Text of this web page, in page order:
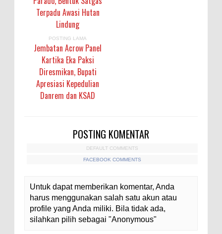
Terpadu Awasi Hutan
Lindung
POSTING LAMA
Jembatan Acrow Panel
Kartika Eka Paksi
Diresmikan, Bupati
Apresiasi Kepedulian
Danrem dan KSAD
POSTING KOMENTAR
DEFAULT COMMENTS
FACEBOOK COMMENTS
Untuk dapat memberikan komentar, Anda
harus menggunakan salah satu akun atau
profile yang Anda miliki. Bila tidak ada,
silahkan pilih sebagai "Anonymous"